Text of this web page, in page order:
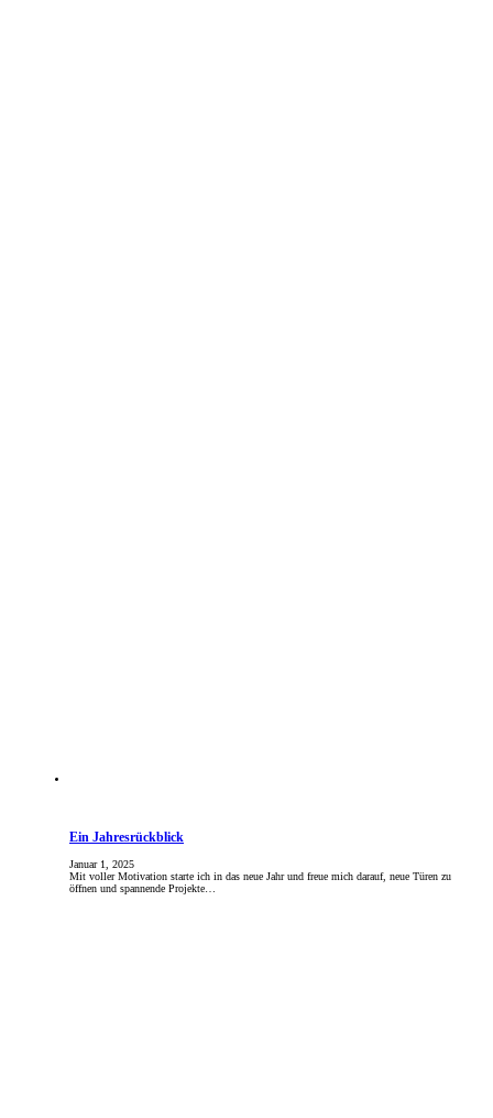
Ein Jahresrückblick
Januar 1, 2025
Mit voller Motivation starte ich in das neue Jahr und freue mich darauf, neue Türen zu
öffnen und spannende Projekte…